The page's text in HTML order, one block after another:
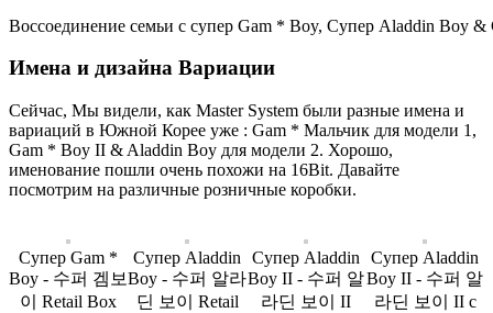
Воссоединение семьи с супер Gam * Boy, Супер Aladdin Boy
Имена и дизайна Вариации
Сейчас, Мы видели, как Master System были разные имена и
вариаций в Южной Корее уже : Gam * Мальчик для модели 1,
Gam * Boy II & Aladdin Boy для модели 2. Хорошо,
именование пошли очень похожи на 16Bit. Давайте
посмотрим на различные розничные коробки.
Супер Gam *
Boy - 수퍼 겜보
이 Retail Box
Супер Aladdin
Boy - 수퍼 알라
딘 보이 Retail
Супер Aladdin
Boy II - 수퍼 알
라딘 보이 II
Супер Aladdin
Boy II - 수퍼 알
라딘 보이 II с